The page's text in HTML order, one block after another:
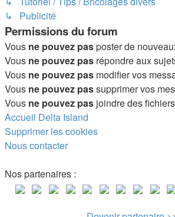
↳ Publicité
Permissions du forum
Vous ne pouvez pasposter de
Vous ne pouvez pas répondre aux
Vous ne pouvez pas modifier vos
Vous ne pouvez passupprimer vos
Vous ne pouvez pas joindre des fichiers
Accueil Delta Island
Supprimer les cookies
Nous contacter
Nos partenaires :